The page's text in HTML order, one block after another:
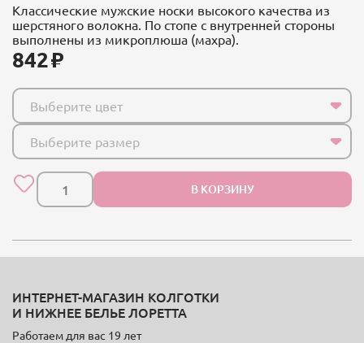
Классические мужские носки высокого качества из
шерстяного волокна. По стопе с внутренней стороны
выполнены из микроплюша (махра).
842
Выберите цвет
Выберите размер
В КОРЗИНУ
ИНТЕРНЕТ-МАГАЗИН КОЛГОТКИ
И НИЖНЕЕ БЕЛЬЕ ЛОРЕТТА
Работаем для вас 19 лет